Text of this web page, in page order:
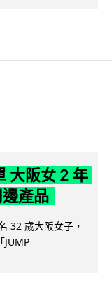
大阪女 2 年
產品
32 歲大阪女子，
JUMP